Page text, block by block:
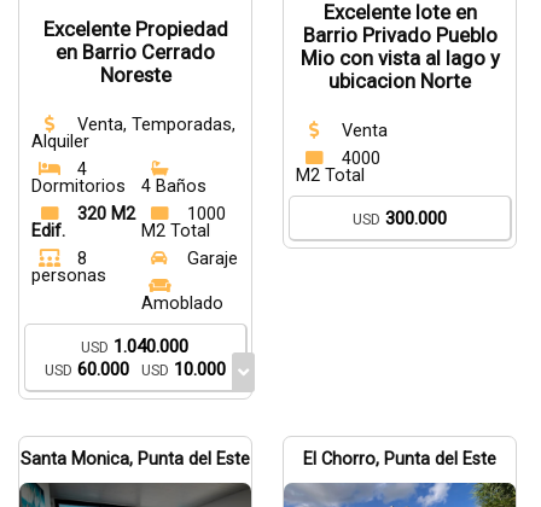
Excelente Propiedad
en Barrio Cerrado
Noreste
Venta, Temporadas,
Alquiler
4
Dormitorios
4 Baños
320 M2
Edif.
1000
M2 Total
8
personas
Garaje
Amoblado
USD 1.040.000
USD 60.000 USD 10.000
Excelente lote en
Barrio Privado Pueblo
Mio con vista al lago y
ubicacion Norte
Venta
4000
M2 Total
USD 300.000
Santa Monica, Punta del Este El Chorro, Punta del Este